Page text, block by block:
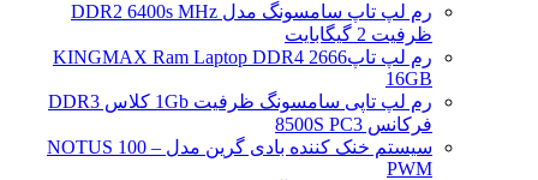
رم لپ تاپ سامسونگ مدل DDR2 6400s MHz
ظرفیت 2 گیگابایت
رم لپ تاپ2666 KINGMAX Ram Laptop DDR4
16GB
رم لپ تاپی سامسونگ ظرفیت 1Gb کلاس DDR3
فرکانس 8500S PC3
سیستم خنک کننده بادی گرین مدل NOTUS 100 –
PWM